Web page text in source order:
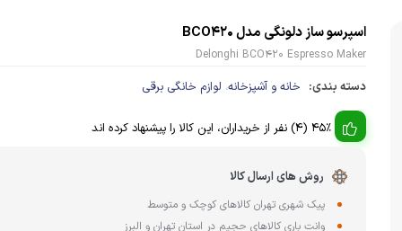
آون توستر
مولتی کوکر
اجاق گاز
زودپز
گریل
ماکروویو
وافل ساز
اسپرسو ساز
اسپرسو ساز دلونگی مدل BCO420
Delonghi BCO420 Espresso Maker
دسته بندی: خانه و آشپزخانه، لوازم خانگی برقی
45% (4) نفر از خریداران، این کالا را پیشنهاد کرده اند
روش های ارسال کالا
پیک شهری تهران کالاهای کوچک و متوسط
وانت باری کالاهای حجیم در استان تهران و البرز